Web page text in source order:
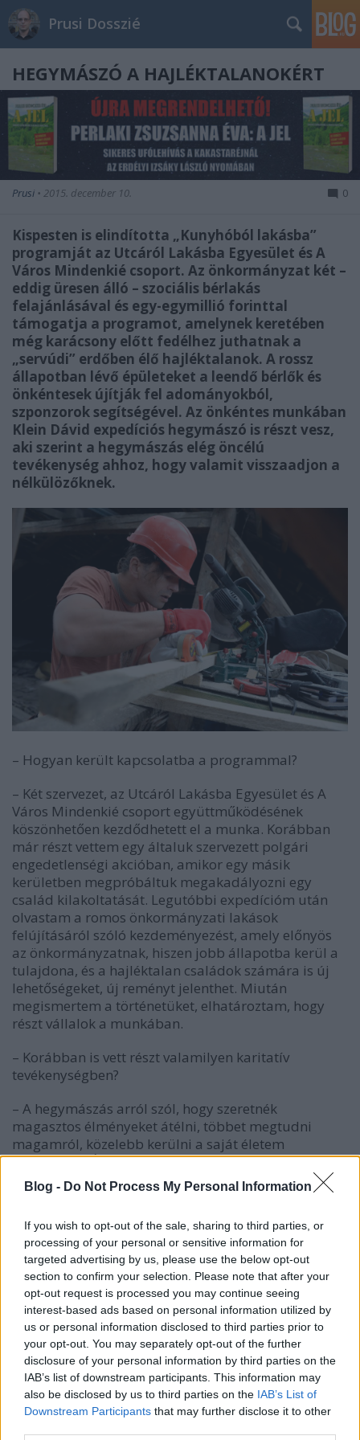
Blog - Do Not Process My Personal Information
If you wish to opt-out of the sale, sharing to third parties, or
processing of your personal or sensitive information for
targeted advertising by us, please use the below opt-out
section to confirm your selection. Please note that after your
opt-out request is processed you may continue seeing
interest-based ads based on personal information utilized by
us or personal information disclosed to third parties prior to
your opt-out. You may separately opt-out of the further
disclosure of your personal information by third parties on the
IAB’s list of downstream participants. This information may
also be disclosed by us to third parties on the IAB’s List of
Downstream Participants that may further disclose it to other
Prusi Dosszié
HEGYMÁSZÓ A HAJLÉKTALANOKÉRT
Prusi • 2015. december 10. 0
Kispesten is elindította „Kunyhóból lakásba”
programját az Utcáról Lakásba Egyesület és A
Város Mindenkié csoport. Az önkormányzat két –
eddig üresen álló – szociális bérlakás
felajánlásával és egy-egymillió forinttal
támogatja a programot, amelynek keretében
még karácsony előtt fedélhez juthatnak a
„servúdi” erdőben élő hajléktalanok. A rossz
állapotban lévő épületeket a leendő bérlők és
önkéntesek újítják fel adományokból,
szponzorok segítségével. Az önkéntes munkában
Klein Dávid expedíciós hegymászó is részt vesz,
aki szerint a hegymászás elég öncélú
tevékenység ahhoz, hogy valamit visszaadjon a
nélkülözőknek.
– Hogyan került kapcsolatba a programmal?
– Két szervezet, az Utcáról Lakásba Egyesület és A
Város Mindenkié csoport együttműködésének
köszönhetően kezdődhetett el a munka. Korábban
már részt vettem egy általuk szervezett polgári
engedetlenségi akcióban, amikor egy másik
kerületben megpróbáltuk megakadályozni egy
család kilakoltatását. Legutóbbi expedícióm után
olvastam a romos önkormányzati lakások
felújításáról szóló kezdeményezést, amely előnyös
az önkormányzatnak, hiszen jobb állapotba kerül a
tulajdona, és a hajléktalan családok számára is új
lehetőségeket, új reményt jelenthet. Miután
megismertem a történetüket, elhatároztam, hogy
részt vállalok a munkában.
– Korábban is vett részt valamilyen karitatív
tevékenységben?
– A hegymászás arról szól, hogy szeretnék
magasztos élményeket átélni, többet megtudni
magamról, közelebb kerülni a saját életem
értelméhez. Úgy gondolom, gazdagodom ezektől az
expedícióktól, de a hegymászás mégis öncélú
tevékenység. Az évek során egyre erősebben a
helyzetben vagyok, és ezzel valamit kezdeni kell. Egy
erre specializálódott közösségi oldalnak
köszönhetően időnként vendégül látok a házamban
külföldi utazókat. Innen jött az ötlet, hogy vendégül
lássak olyanokat is, akiknek amúgy nincs máshol
aludniuk. Néhány évvel ezelőtt megismerkedtem egy
hajléktalan párral, és felajánlottam nekik, lakjanak
nálam. Így végül fél évig megosztottam velük az
otthonomat.
– Milyen munkát végzett a mostani házépítés során?